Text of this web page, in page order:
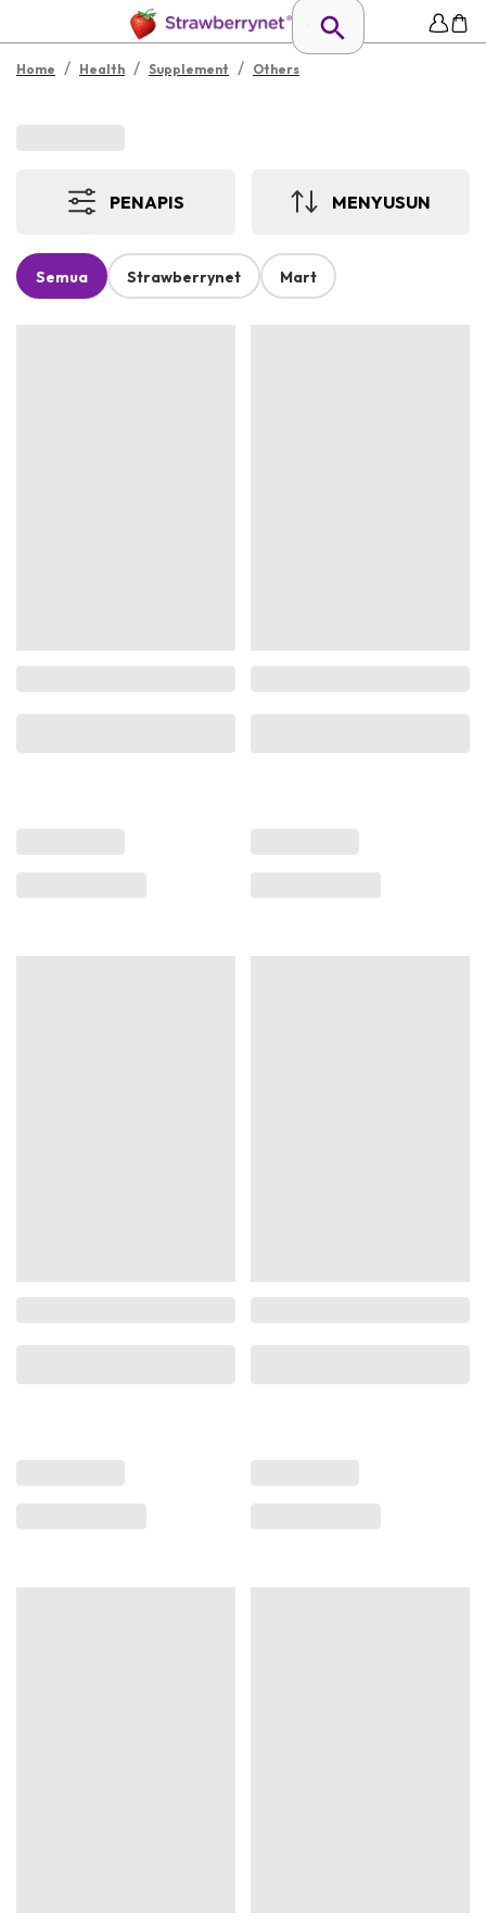
Home / Health / Supplement / Others
PENAPIS MENYUSUN
Semua Strawberrynet Mart